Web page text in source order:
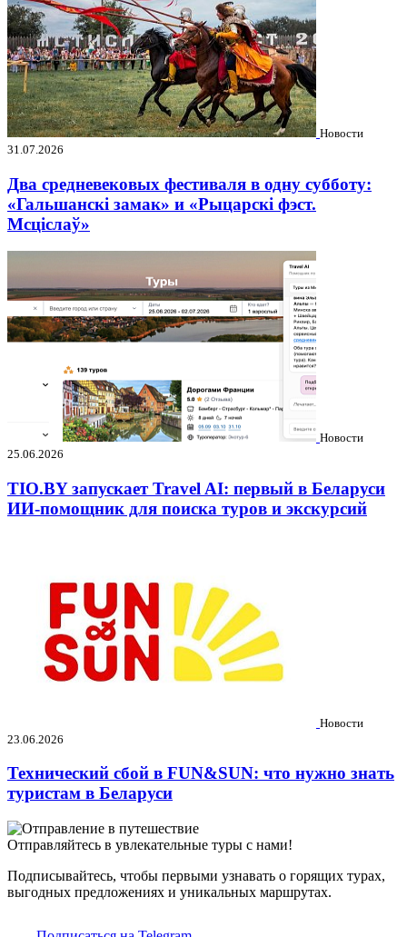
Новости
31.07.2026
Два средневековых фестиваля в одну субботу:
«Гальшанскі замак» и «Рыцарскі фэст.
Мсціслаў»
Новости
25.06.2026
TIO.BY запускает Travel AI: первый в Беларуси
ИИ-помощник для поиска туров и экскурсий
Новости
23.06.2026
Технический сбой в FUN&SUN: что нужно знать
туристам в Беларуси
Отправляйтесь в увлекательные туры с нами!
Подписывайтесь, чтобы первыми узнавать о горящих турах,
выгодных предложениях и уникальных маршрутах.